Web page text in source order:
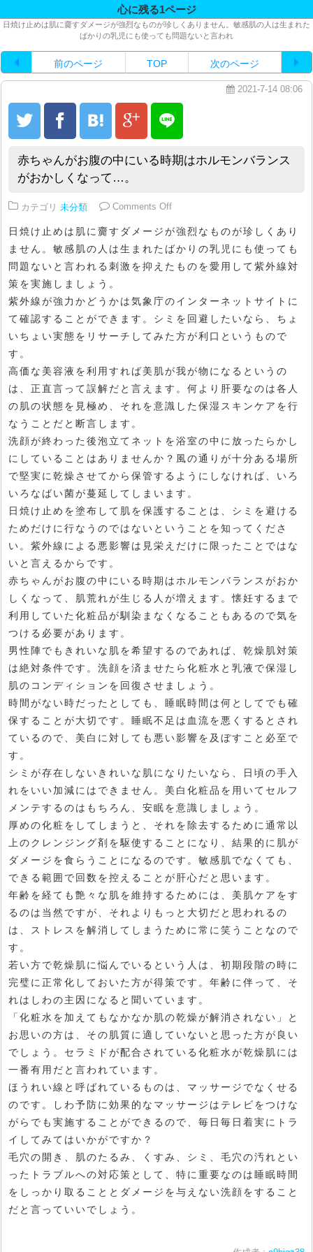
心に残る1ページ
日焼け止めは肌に齎すダメージが強烈なものが珍しくありません。敏感肌の人は生まれた
ばかりの乳児にも使っても問題ないと言われ
前のページ TOP 次のページ
2021-7-14 08:06
赤ちゃんがお腹の中にいる時期はホルモンバランス
がおかしくなって…。
カテゴリ 未分類 Comments Offon 赤ちゃんがお腹の中にいる時
日焼け止めは肌に齎すダメージが強烈なものが珍しくあり
ません。敏感肌の人は生まれたばかりの乳児にも使っても
問題ないと言われる刺激を抑えたものを愛用して紫外線対
策を実施しましょう。
紫外線が強力かどうかは気象庁のインターネットサイトに
て確認することができます。シミを回避したいなら、ちょ
いちょい実態をリサーチしてみた方が利口というもので
す。
高価な美容液を利用すれば美肌が我が物になるというの
は、正直言って誤解だと言えます。何より肝要なのは各人
の肌の状態を見極め、それを意識した保湿スキンケアを行
なうことだと断言します。
洗顔が終わった後泡立てネットを浴室の中に放ったらかし
にしていることはありませんか？風の通りが十分ある場所
で堅実に乾燥させてから保管するようにしなければ、いろ
いろなばい菌が蔓延してしまいます。
日焼け止めを塗布して肌を保護することは、シミを避ける
ためだけに行なうのではないということを知ってくださ
い。紫外線による悪影響は見栄えだけに限ったことではな
いと言えるからです。
赤ちゃんがお腹の中にいる時期はホルモンバランスがおか
しくなって、肌荒れが生じる人が増えます。懐妊するまで
利用していた化粧品が馴染まなくなることもあるので気を
つける必要があります。
男性陣でもきれいな肌を希望するのであれば、乾燥肌対策
は絶対条件です。洗顔を済ませたら化粧水と乳液で保湿し
肌のコンディションを回復させましょう。
時間がない時だったとしても、睡眠時間は何としてでも確
保することが大切です。睡眠不足は血流を悪くするとされ
ているので、美白に対しても悪い影響を及ぼすこと必至で
す。
シミが存在しないきれいな肌になりたいなら、日頃の手入
れをいい加減にはできません。美白化粧品を用いてセルフ
メンテするのはもちろん、安眠を意識しましょう。
厚めの化粧をしてしまうと、それを除去するために通常以
上のクレンジング剤を駆使することになり、結果的に肌が
ダメージを食らうことになるのです。敏感肌でなくても、
できる範囲で回数を控えることが肝心だと思います。
年齢を経ても艶々な肌を維持するためには、美肌ケアをす
るのは当然ですが、それよりもっと大切だと思われるの
は、ストレスを解消してしまうために常に笑うことなので
す。
若い方で乾燥肌に悩んでいるという人は、初期段階の時に
完璧に正常化しておいた方が得策です。年齢に伴って、そ
れはしわの主因になると聞いています。
「化粧水を加えてもなかなか肌の乾燥が解消されない」と
お思いの方は、その肌質に適していないと思った方が良い
でしょう。セラミドが配合されている化粧水が乾燥肌には
一番有用だと言われています。
ほうれい線と呼ばれているものは、マッサージでなくせる
のです。しわ予防に効果的なマッサージはテレビをつけな
がらでも実施することができるので、毎日毎日着実にトラ
イしてみてはいかがですか？
毛穴の開き、肌のたるみ、くすみ、シミ、毛穴の汚れとい
ったトラブルへの対応策として、特に重要なのは睡眠時間
をしっかり取ることとダメージを与えない洗顔をすること
だと言っていいでしょう。